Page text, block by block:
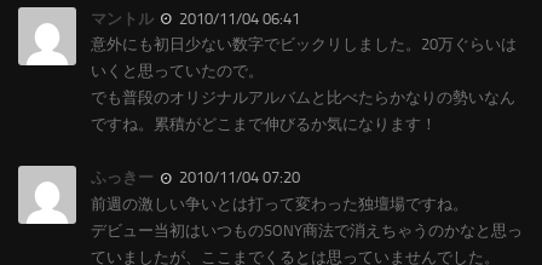
マントル
2010/11/04 06:41
意外にも初日少ない数字でビックリしました。20万ぐらいは
いくと思っていたので。
でも普段のオリジナルアルバムと比べたらかなりの勢いなん
ですね。累積がどこまで伸びるか気になります！
ふっきー
2010/11/04 07:20
前週の激しい争いとは打って変わった独壇場ですね。
デビュー当初はいつものSONY商法で消えちゃうのかなと思っ
ていましたが、ここまでくるとは思っていませんでした。